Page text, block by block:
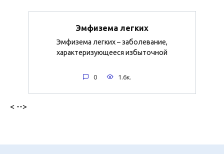
Эмфизема легких
Эмфизема легких – заболевание,
характеризующееся избыточной
0 1.6к.
< -->